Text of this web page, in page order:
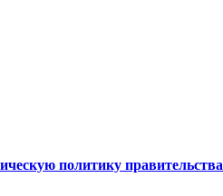
политику правительства